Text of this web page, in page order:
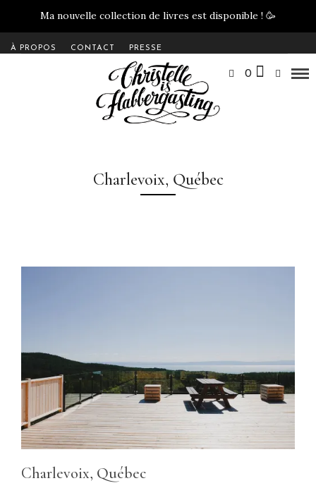
Ma nouvelle collection de livres est disponible ! 🥳
À PROPOS CONTACT PRESSE
0
Charlevoix, Québec
Charlevoix, Québec